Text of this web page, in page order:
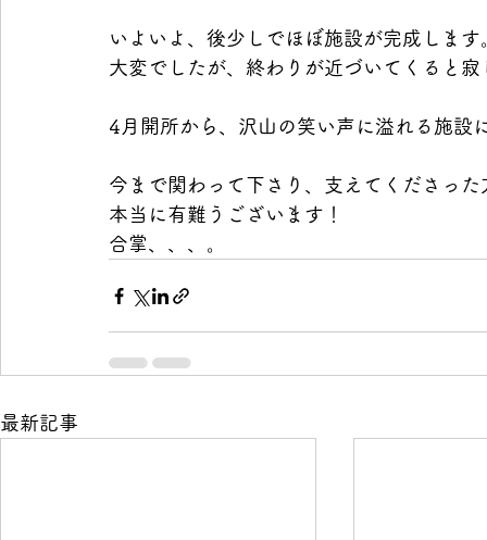
いよいよ、後少しでほぼ施設が完成しま
大変でしたが、終わりが近づいてくると
4月開所から、沢山の笑い声に溢れる施
今まで関わって下さり、支えてくださっ
本当に有難うございます！
合掌、、、。
最新記事